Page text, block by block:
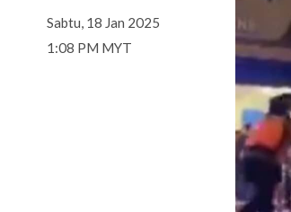
Sabtu, 18 Jan 2025
1:08 PM MYT